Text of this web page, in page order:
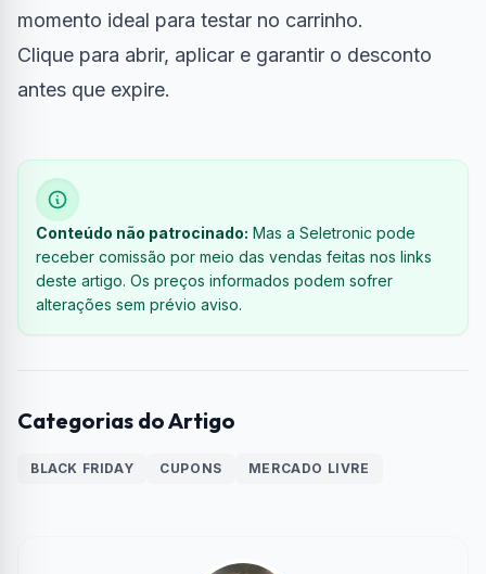
momento ideal para testar no carrinho.
Clique para abrir, aplicar e garantir o desconto
antes que expire.
Conteúdo não patrocinado: Mas a Seletronic pode
receber comissão por meio das vendas feitas nos links
deste artigo. Os preços informados podem sofrer
alterações sem prévio aviso.
Categorias do Artigo
BLACK FRIDAY CUPONS MERCADO LIVRE